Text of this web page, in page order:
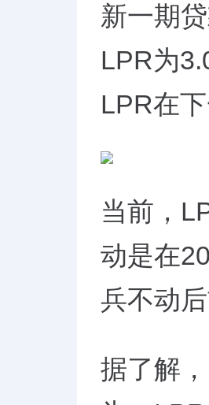
新一期
LPR为
LPR在
当前，
动是在
兵不动
据了解